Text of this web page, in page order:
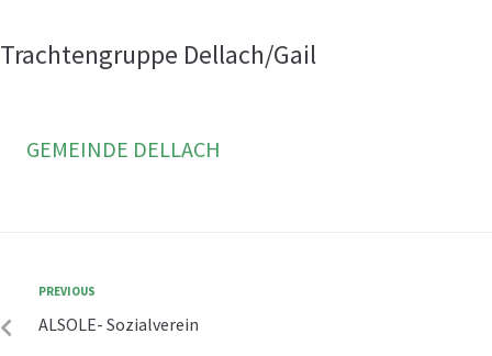
Trachtengruppe Dellach/Gail
GEMEINDE DELLACH
PREVIOUS
ALSOLE- Sozialverein